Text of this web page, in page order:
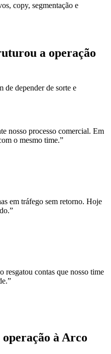
copy, segmentação e
a operação
de depender de sorte e
nosso processo comercial. Em
o mesmo time.”
em tráfego sem retorno. Hoje
”
contas que nosso time
”
à Arco